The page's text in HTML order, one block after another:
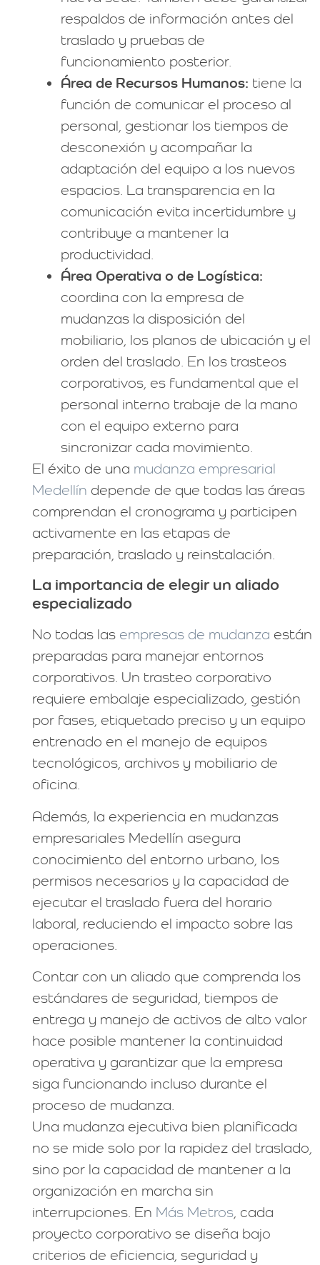
respaldos de información antes del
traslado y pruebas de
funcionamiento posterior.
Área de Recursos Humanos: tiene la
función de comunicar el proceso al
personal, gestionar los tiempos de
desconexión y acompañar la
adaptación del equipo a los nuevos
espacios. La transparencia en la
comunicación evita incertidumbre y
contribuye a mantener la
productividad.
Área Operativa o de Logística:
coordina con la empresa de
mudanzas la disposición del
mobiliario, los planos de ubicación y el
orden del traslado. En los trasteos
corporativos, es fundamental que el
personal interno trabaje de la mano
con el equipo externo para
sincronizar cada movimiento.
El éxito de una mudanza empresarial
Medellín depende de que todas las áreas
comprendan el cronograma y participen
activamente en las etapas de
preparación, traslado y reinstalación.
La importancia de elegir un aliado
especializado
No todas las empresas de mudanza están
preparadas para manejar entornos
corporativos. Un trasteo corporativo
requiere embalaje especializado, gestión
por fases, etiquetado preciso y un equipo
entrenado en el manejo de equipos
tecnológicos, archivos y mobiliario de
oficina.
Además, la experiencia en mudanzas
empresariales Medellín asegura
conocimiento del entorno urbano, los
permisos necesarios y la capacidad de
ejecutar el traslado fuera del horario
laboral, reduciendo el impacto sobre las
operaciones.
Contar con un aliado que comprenda los
estándares de seguridad, tiempos de
entrega y manejo de activos de alto valor
hace posible mantener la continuidad
operativa y garantizar que la empresa
siga funcionando incluso durante el
proceso de mudanza.
Una mudanza ejecutiva bien planificada
no se mide solo por la rapidez del traslado,
sino por la capacidad de mantener a la
organización en marcha sin
interrupciones. En Más Metros, cada
proyecto corporativo se diseña bajo
criterios de eficiencia, seguridad y